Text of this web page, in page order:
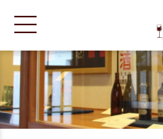
toggle navigation